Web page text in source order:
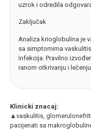
uzrok i odredila
Zaključak
Analiza krioglobulina je
sa simptomima
infekcija. Pravilno
ranom otkrivanju i
Klinicki znacaj:
▲vaskulitis,
pacijenati sa